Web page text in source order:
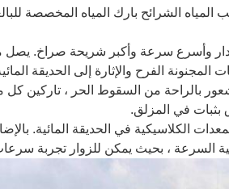
المياه الشرائح بارك المياه المخصصة
وأسرع سرعة وأكبر شريحة صراخ. يصل
الفرح والإثارة إلى الحديقة
بالراحة من السقوط الحر ، تاركين كل
بثبات في المزلق.
الكلاسيكية في الحديقة المائية.